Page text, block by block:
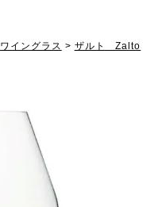
ワイングラス
ザルト Zalto